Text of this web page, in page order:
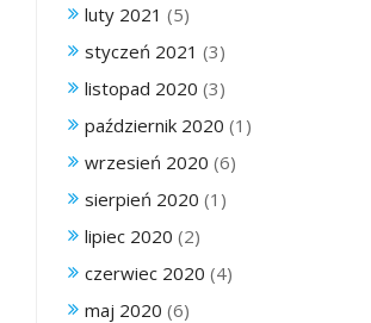
luty 2021 (5)
styczeń 2021 (3)
listopad 2020 (3)
październik 2020 (1)
wrzesień 2020 (6)
sierpień 2020 (1)
lipiec 2020 (2)
czerwiec 2020 (4)
maj 2020 (6)